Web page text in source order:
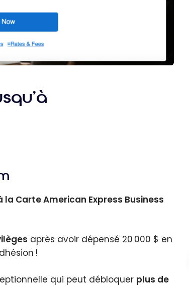
Carte American Express Business
après avoir dépensé 20 000 $ en
!
qui peut débloquer plus de